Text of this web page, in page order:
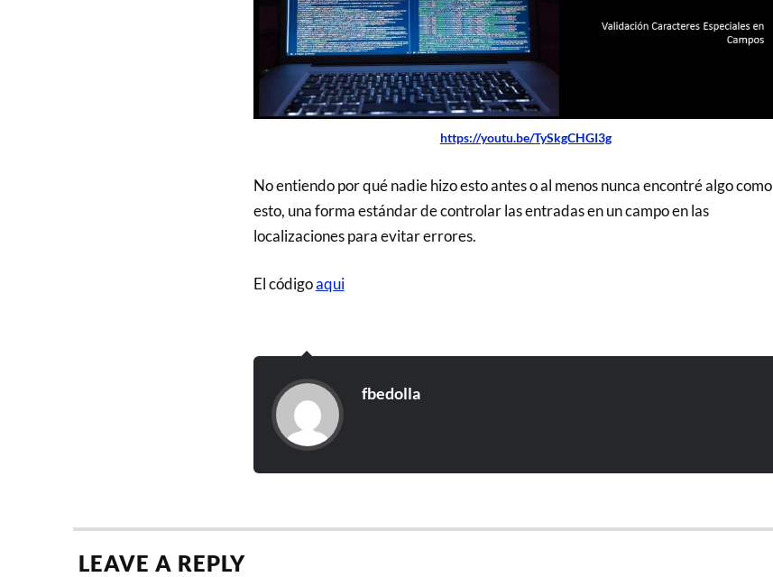
https://youtu.be/TySkgCHGI3g
No entiendo por qué nadie hizo esto antes o al menos nunca encontré algo como
esto, una forma estándar de controlar las entradas en un campo en las
localizaciones para evitar errores.
El códigoaqui
fbedolla
LEAVE A REPLY